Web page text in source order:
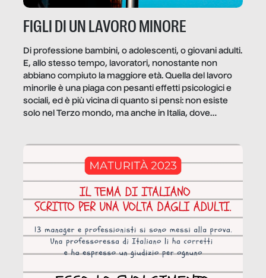
FIGLI DI UN LAVORO MINORE
Di professione bambini, o adolescenti, o giovani adulti.
E, allo stesso tempo, lavoratori, nonostante non
abbiano compiuto la maggiore età. Quella del lavoro
minorile è una piaga con pesanti effetti psicologici e
sociali, ed è più vicina di quanto si pensi: non esiste
solo nel Terzo mondo, ma anche in Italia, dove